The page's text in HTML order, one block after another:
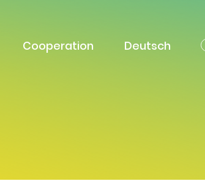
Cooperation Deutsch